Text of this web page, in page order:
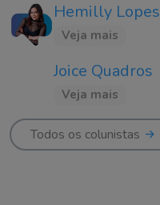
Hemilly Lopes
Veja mais
Joice Quadros
Veja mais
Todos os colunistas